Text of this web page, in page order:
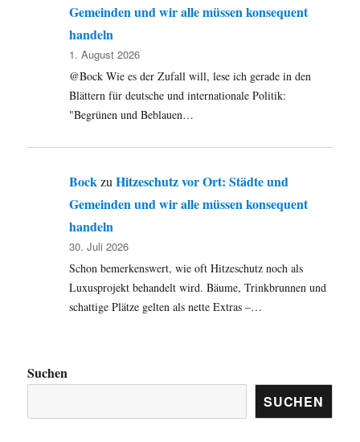
Gemeinden und wir alle müssen konsequent
handeln
1. August 2026
@Bock Wie es der Zufall will, lese ich gerade in den
Blättern für deutsche und internationale Politik:
"Begrünen und Beblauen…
BockzuHitzeschutz vor Ort: Städte und
Gemeinden und wir alle müssen konsequent
handeln
30. Juli 2026
Schon bemerkenswert, wie oft Hitzeschutz noch als
Luxusprojekt behandelt wird. Bäume, Trinkbrunnen und
schattige Plätze gelten als nette Extras –…
Suchen
SUCHEN